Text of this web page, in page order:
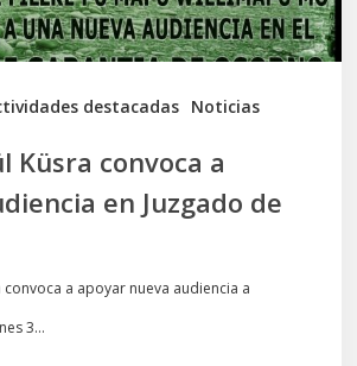
destacadas Noticias
Küsra convoca a
en Juzgado de
convoca a apoyar nueva audiencia a
3…